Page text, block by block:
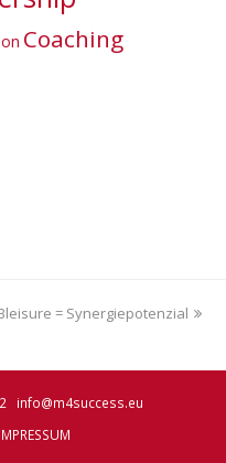
Coaching
Nächster= Synergiepotenzial
info@m4success.eu
IMPRESSUM